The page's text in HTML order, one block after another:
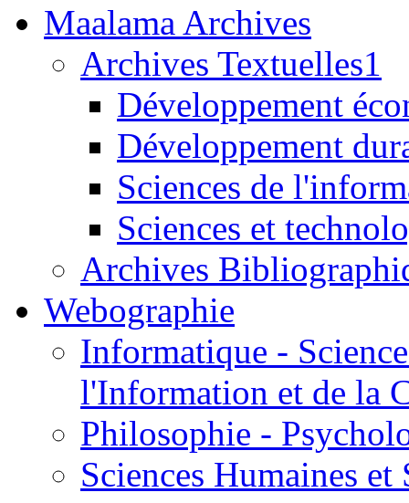
Maalama Archives
Archives Textuelles1
Développement
Développement
Sciences de
Sciences et
Archives
Webographie
Informatique -
l'Information et de la
Philosophie -
Sciences Humaines et